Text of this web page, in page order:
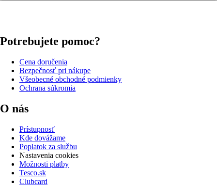
Potrebujete pomoc?
Cena doručenia
Bezpečnosť pri nákupe
Všeobecné obchodné podmienky
Ochrana súkromia
O nás
Prístupnosť
Kde dovážame
Poplatok za službu
Nastavenia cookies
Možnosti platby
Tesco.sk
Clubcard